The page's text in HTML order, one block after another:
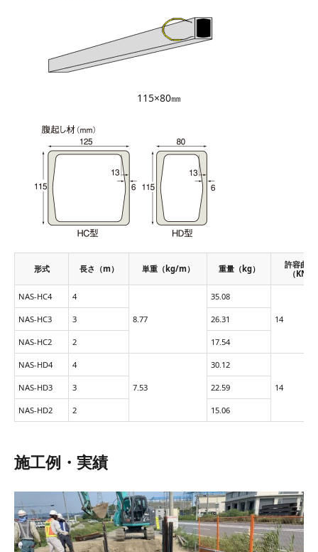
115×80㎜
形式 長さ（m） 単重（kg/m） 重量（kg）
許容曲げ
（KN/
NAS-HC4 4
8.77
35.08
14
NAS-HC3 3 26.31
NAS-HC2 2 17.54
NAS-HD4 4
7.53
30.12
14
NAS-HD3 3 22.59
NAS-HD2 2 15.06
施工例・実績